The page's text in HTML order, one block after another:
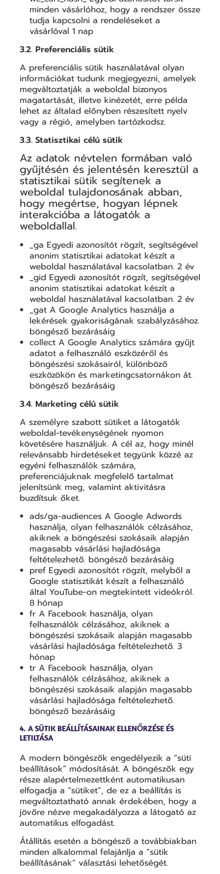
minden vásárlóhoz, hogy a rendszer össze
tudja kapcsolni a rendeléseket a
vásárlóval 1 nap
3.2. Preferenciális sütik
A preferenciális sütik használatával olyan
információkat tudunk megjegyezni, amelyek
megváltoztatják a weboldal bizonyos
magatartását, illetve kinézetét, erre példa
lehet az általad előnyben részesített nyelv
vagy a régió, amelyben tartózkodsz.
3.3. Statisztikai célú sütik
Az adatok névtelen formában való
gyűjtésén és jelentésén keresztül a
statisztikai sütik segítenek a
weboldal tulajdonosának abban,
hogy megértse, hogyan lépnek
interakcióba a látogatók a
weboldallal.
_ga Egyedi azonosítót rögzít, segítségével
anonim statisztikai adatokat készít a
weboldal használatával kacsolatban. 2 év
_gid Egyedi azonosítót rögzít, segítségével
anonim statisztikai adatokat készít a
weboldal használatával kacsolatban. 2 év
_gat A Google Analytics használja a
lekérések gyakoriságának szabályzásához.
böngésző bezárásáig
collect A Google Analytics számára gyűjt
adatot a felhasználó eszközéről és
böngészési szokásairól, különböző
eszközökön és marketingcsatornákon át.
böngésző bezárásáig
3.4. Marketing célú sütik
A személyre szabott sütiket a látogatók
weboldal-tevékenységének nyomon
követésére használjuk. A cél az, hogy minél
relevánsabb hirdetéseket tegyünk közzé az
egyéni felhasználók számára,
preferenciájuknak megfelelő tartalmat
jelenítsünk meg, valamint aktivitásra
buzdítsuk őket.
ads/ga-audiences A Google Adwords
használja, olyan felhasználók célzásához,
akiknek a böngészési szokásaik alapján
magasabb vásárlási hajladósága
feltételezhető. böngésző bezárásáig
pref Egyedi azonosítót rögzít, melyből a
Google statisztikát készít a felhasználó
által YouTube-on megtekintett videókról.
8 hónap
fr A Facebook használja, olyan
felhasználók célzásához, akiknek a
böngészési szokásaik alapján magasabb
vásárlási hajladósága feltételezhető. 3
hónap
tr A Facebook használja, olyan
felhasználók célzásához, akiknek a
böngészési szokásaik alapján magasabb
vásárlási hajladósága feltételezhető.
böngésző bezárásáig
4. A SÜTIK BEÁLLÍTÁSAINAK ELLENŐRZÉSE ÉS
LETILTÁSA
A modern böngészők engedélyezik a “süti
beállítások” módosítását. A böngészők egy
része alapértelmezettként automatikusan
elfogadja a “sütiket”, de ez a beállítás is
megváltoztatható annak érdekében, hogy a
jövőre nézve megakadályozza a látogató az
automatikus elfogadást.
Átállítás esetén a böngésző a továbbiakban
minden alkalommal felajánlja a “sütik
beállításának” választási lehetőségét.